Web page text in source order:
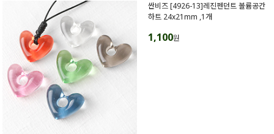
싼비즈 [4926-13]레진펜던트 볼륨공간
하트 24x21mm ,1개
1,100원